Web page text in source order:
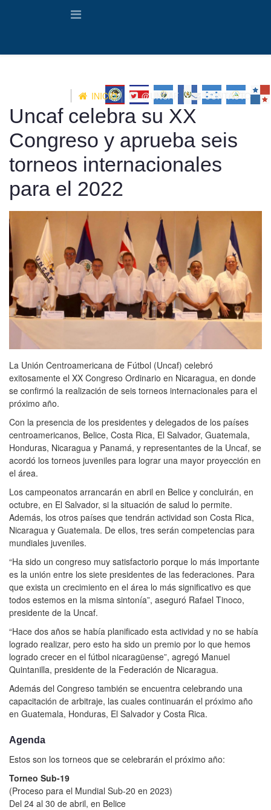
INICIO @UNCAF CONTACTO
Uncaf celebra su XX
Congreso y aprueba seis
torneos internacionales
para el 2022
La Unión Centroamericana de Fútbol (Uncaf) celebró
exitosamente el XX Congreso Ordinario en Nicaragua, en donde
se confirmó la realización de seis torneos internacionales para el
próximo año.
Con la presencia de los presidentes y delegados de los países
centroamericanos, Belice, Costa Rica, El Salvador, Guatemala,
Honduras, Nicaragua y Panamá, y representantes de la Uncaf, se
acordó los torneos juveniles para lograr una mayor proyección en
el área.
Los campeonatos arrancarán en abril en Belice y concluirán, en
octubre, en El Salvador, si la situación de salud lo permite.
Además, los otros países que tendrán actividad son Costa Rica,
Nicaragua y Guatemala. De ellos, tres serán competencias para
mundiales juveniles.
“Ha sido un congreso muy satisfactorio porque lo más importante
es la unión entre los siete presidentes de las federaciones. Para
que exista un crecimiento en el área lo más significativo es que
todos estemos en la misma sintonía”, aseguró Rafael Tinoco,
presidente de la Uncaf.
“Hace dos años se había planificado esta actividad y no se había
logrado realizar, pero esto ha sido un premio por lo que hemos
logrado crecer en el fútbol nicaragüense”, agregó Manuel
Quintanilla, presidente de la Federación de Nicaragua.
Además del Congreso también se encuentra celebrando una
capacitación de arbitraje, las cuales continuarán el próximo año
en Guatemala, Honduras, El Salvador y Costa Rica.
Agenda
Estos son los torneos que se celebrarán el próximo año:
Torneo Sub-19
(Proceso para el Mundial Sub-20 en 2023)
Del 24 al 30 de abril, en Belice